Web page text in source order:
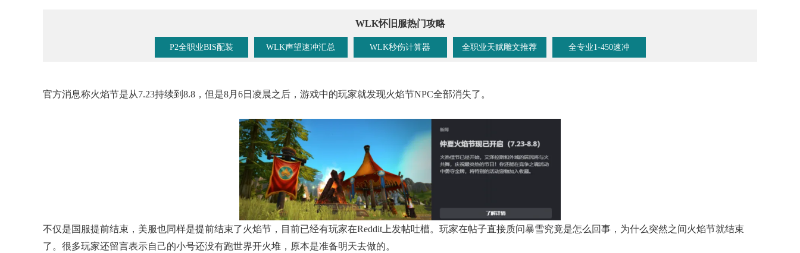
WLK怀旧服热门攻略
P2全职业BIS配装 WLK声望速冲汇总 WLK秒伤计算器 全职业天赋雕文推荐 全专业1-450速冲
官方消息称火焰节是从7.23持续到8.8，但是8月6日凌晨之后，游戏中的玩家就发现火焰节NPC全部消失了。
不仅是国服提前结束，美服也同样是提前结束了火焰节，目前已经有玩家在Reddit上发帖吐槽。玩家在帖子直接质问暴雪究竟是怎么回事，为什么突然之间火焰节就结束
了。很多玩家还留言表示自己的小号还没有跑世界开火堆，原本是准备明天去做的。